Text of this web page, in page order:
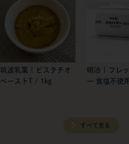
筑波乳業 | ピスタチオ
ペーストT / 1kg
明治 | フレ
ー 食塩不使
すべて見る